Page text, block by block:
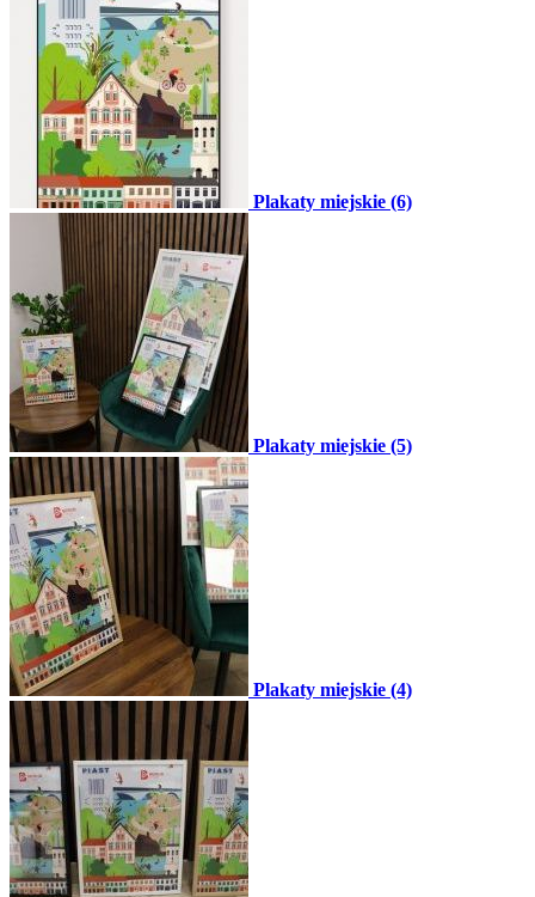
Plakaty miejskie (6)
Plakaty miejskie (5)
Plakaty miejskie (4)